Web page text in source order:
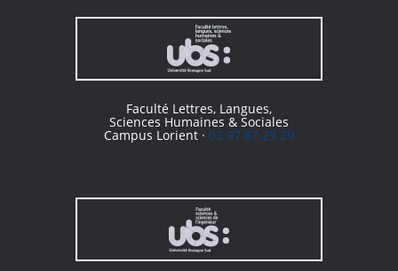
Faculté Lettres, Langues,
Sciences Humaines & Sociales
Campus Lorient · 02 97 87 29 29